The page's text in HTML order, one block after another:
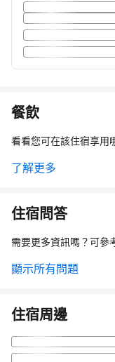
餐飲
看看您可在該住宿享用
了解更多
住宿問答
需要更多資訊嗎？可參
顯示所有問題
住宿周邊